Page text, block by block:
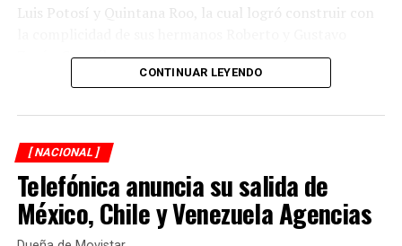
Luis Potosí y Quintana Roo, la cual logró construir con
Zayún González.
Durante una segunda investigación de XPECTRO FM, se
descubrió que el líder gremial adquirió su red
inmobiliaria, en la mayoría de los casos, con pagos
realizados en efectivo y con una valuación menor del
verdadero costo de las propiedades que hoy forman
parte del patrimonio del Clan Zayún y que constituyen
una simulación de compraventas.
CONTINUAR LEYENDO
[ NACIONAL ]
Telefónica anuncia su salida de
México, Chile y Venezuela Agencias